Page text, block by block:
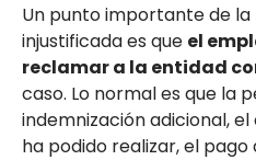
Un punto importante de
injustificada es que el
reclamar a la entidad
caso. Lo normal es que la
indemnización adicional,
ha podido realizar, el